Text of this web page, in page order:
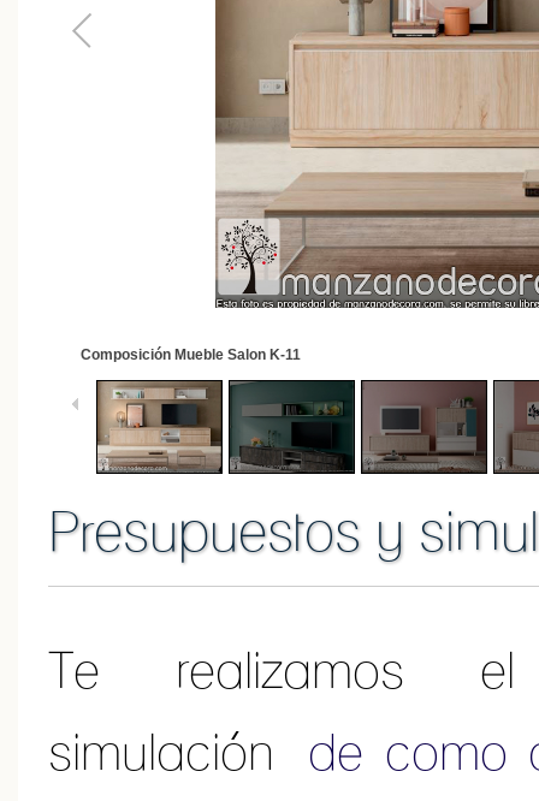
Composición Mueble Salon Kay
Presupuestos y
Te realizamos
simulación de como